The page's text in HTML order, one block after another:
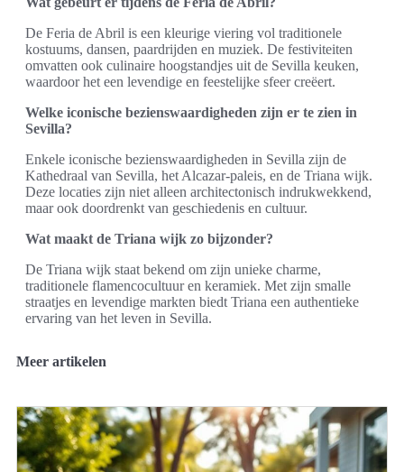
De Feria de Abril is een kleurige viering vol traditionele
kostuums, dansen, paardrijden en muziek. De festiviteiten
omvatten ook culinaire hoogstandjes uit de Sevilla keuken,
waardoor het een levendige en feestelijke sfeer creëert.
Welke iconische bezienswaardigheden zijn er te zien in
Sevilla?
Enkele iconische bezienswaardigheden in Sevilla zijn de
Kathedraal van Sevilla, het Alcazar-paleis, en de Triana wijk.
Deze locaties zijn niet alleen architectonisch indrukwekkend,
maar ook doordrenkt van geschiedenis en cultuur.
Wat maakt de Triana wijk zo bijzonder?
De Triana wijk staat bekend om zijn unieke charme,
traditionele flamencocultuur en keramiek. Met zijn smalle
straatjes en levendige markten biedt Triana een authentieke
ervaring van het leven in Sevilla.
Meer artikelen